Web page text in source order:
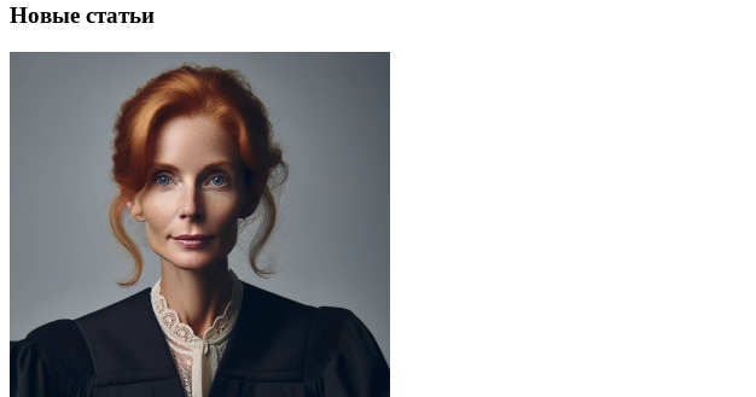
Новые статьи